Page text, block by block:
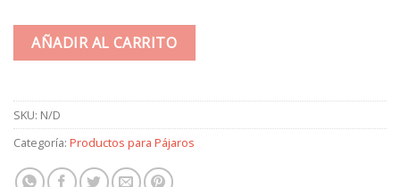
AÑADIR AL CARRITO
SKU: N/D
Categoría: Productos para Pájaros